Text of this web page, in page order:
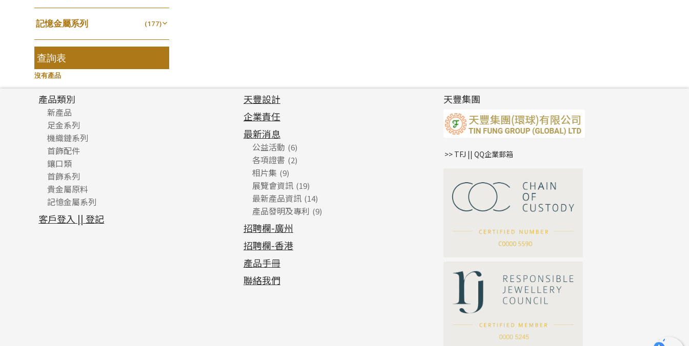
生肖吊墜 (27)
管扣系列 (4)
星座吊墜 (12)
水泡扣
珠扣
鑲口戒指 (16)
鑲口手鏈系列 (146)
空心耳環 (27)
空心车花管首饰链 (15)
空心手鐲系列 (8)
牛仔鏈
千足金 (18)
記憶金屬系列 (177)
記憶戒指 (30)
拉簧珠珠手鏈
記憶鈦手鐲
查詢表
沒有產品
*你的名字
公司名稱
產品類別
新產品
足金系列
足金配件
機織鏈系列
珠仔鏈
镶口链
管狀網鏈
十字車花鏈系列
十字閃O鏈系列
十字錘打鏈系列
側身車花鏈系列
首飾配件
耳環類配件
卷迫系列
螺絲迫系列
梅花迫系列
平臺迫系列
綫拍系列
鏈類配件
動感車花吊墜
調節珠系列
生圈扣系列
龍蝦扣系列
其他類配件
珠盤系列
袖口鈕系列
焊片及鐳射綫
珠類配件
無孔光身珠
空心光身珠
鑲口類
四爪頭系列
六爪頭系列
車花片
動感車花片
鑲口戒指
首飾系列
手镯系列
戒指系列
空心耳環
空心车花管首饰链
貴金屬原料
千足金
記憶金屬系列
記憶戒指
拉簧珠珠手鏈
客戶登入 || 登記
天豐設計
企業責任
最新消息
公益活動 (6)
各項證書 (2)
相片集 (9)
展覽會資訊 (19)
最新產品資訊 (14)
產品發明及專利 (9)
招聘欄-廣州
招聘欄-香港
產品手冊
聯絡我們
天豐集團
>> TFJ || QQ企業郵箱